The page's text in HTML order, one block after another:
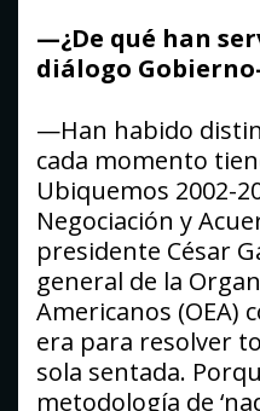
—¿De qué han
diálogo
—Han habido
cada momento
Ubiquemos 2002-
Negociación y
presidente César
general de la
Americanos (OEA)
era para resolver
sola sentada.
metodología de